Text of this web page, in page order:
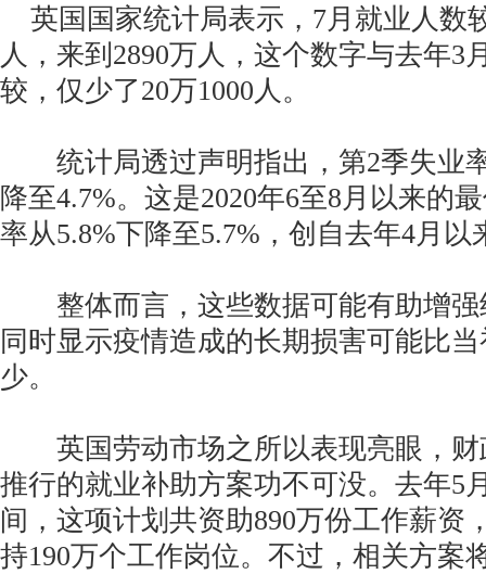
英国国家统计局表示，7月就业人数
人，来到2890万人，这个数字与去年3
较，仅少了20万1000人。
统计局透过声明指出，第2季失业
降至4.7%。这是2020年6至8月以来的
率从5.8%下降至5.7%，创自去年4月以
整体而言，这些数据可能有助增强
同时显示疫情造成的长期损害可能比
少。
英国劳动市场之所以表现亮眼，财
推行的就业补助方案功不可没。去年5
间，这项计划共资助890万份工作薪资
持190万个工作岗位。不过，相关方案